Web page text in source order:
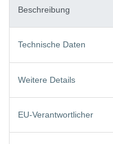
Beschreibung
Technische Daten
Weitere Details
EU-Verantwortlicher